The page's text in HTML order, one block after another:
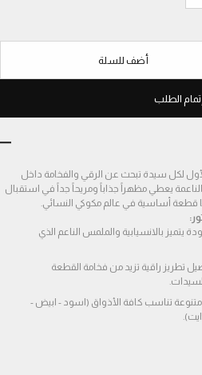
الطلب
أضف للسلة
قطعة أساسية في عالم مكوكي النسائي.